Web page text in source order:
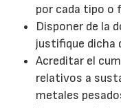
por cada tipo o
Disponer de la
justifique dicha
Acreditar el
relativos a
metales